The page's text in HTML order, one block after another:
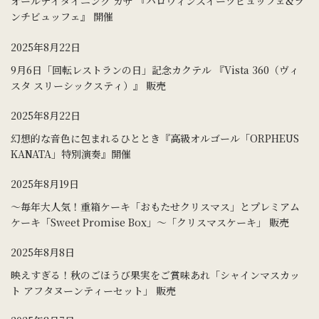
ンチビュッフェ』 開催
2025年8月22日
9月6日「回転レストランの日」記念カクテル 『Vista 360（ヴィ
スタ スリーシックスティ）』 販売
2025年8月22日
幻想的な音色に包まれるひととき『高級オルゴール「ORPHEUS
KANATA」特別演奏』開催
2025年8月19日
～毎年大人気！重箱ケーキ「おもたせクリスマス」とプレミアム
ケーキ「Sweet Promise Box」～「クリスマスケーキ」 販売
2025年8月8日
映えすぎる！秋のごほうび果実をご賞味あれ「シャインマスカッ